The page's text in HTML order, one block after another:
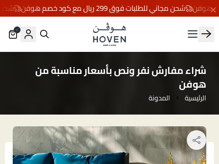
شحن مجاني للطلبات فوق 299 ريال مع كود خصم هوفن شحن مجاني
مفارش هوڤن
٠
شراء مفارش نفر ونص بأسعار مناسبة من
هوفن
الرئيسية المدونة